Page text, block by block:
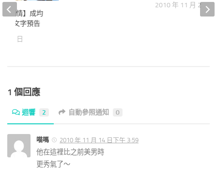
2010 年 11 月 22 日
聞劇情】成均
6集文字預告
14 日
1 個回應
迴響 2 自動參照通知 0
喵嗎 2010 年 11 月 14 日下午 3:59
他在這裡比之前美男時
更秀氣了～